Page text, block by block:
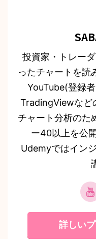
投資家・トレー
ったチャートを読
YouTube(登録
TradingViewなど
チャート分析のた
ー40以上を公
Udemyではイン
詳しい